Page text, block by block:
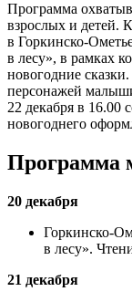
Программа
взрослых и детей.
в Горкинско-
в лесу», в рамках
новогодние
персонажей
22 декабря в 16.00
новогоднего
Программа
20 декабря
Горкинско-
в лесу».
21 декабря